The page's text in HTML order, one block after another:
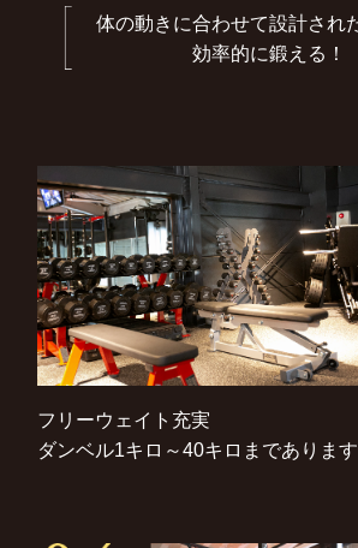
体の動きに合わせて設計され
効率的に鍛える！
フリーウェイト充実
ダンベル1キロ～40キロまであります